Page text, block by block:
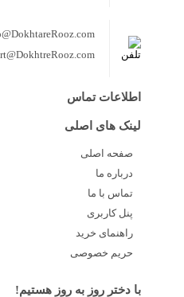
اطلاعات تماس
لینک های اصلی
صفحه اصلی
درباره ما
تماس با ما
پنل کاربری
راهنمای خرید
حریم خصوصی
با دختر روز به روز هستیم!